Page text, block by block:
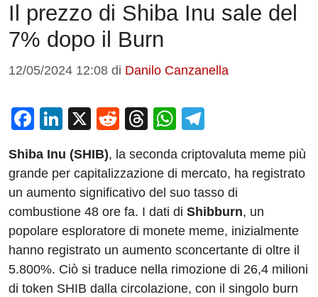
Il prezzo di Shiba Inu sale del
7% dopo il Burn
12/05/2024 12:08 di Danilo Canzanella
F
c
e
b
o
o
k
Li
k
e
dI
n
X
R
d
di
t
T
e
a
d
s
W
at
s
A
p
p
e
gr
a
m
Shiba Inu (SHIB), la seconda criptovaluta meme più
grande per capitalizzazione di mercato, ha registrato
un aumento significativo del suo tasso di
combustione 48 ore fa. I dati di Shibburn, un
popolare esploratore di monete meme, inizialmente
hanno registrato un aumento sconcertante di oltre il
5.800%. Ciò si traduce nella rimozione di 26,4 milioni
di token SHIB dalla circolazione, con il singolo burn